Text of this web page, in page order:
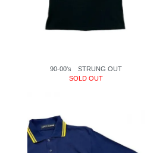
90-00's STRUNG OUT
SOLD OUT